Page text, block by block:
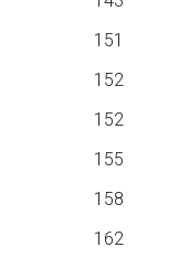
151
152
152
155
158
162